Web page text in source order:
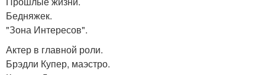
Бедняжек.
"Зона Интересов".
Актер в главной роли.
Брэдли Купер, маэстро.